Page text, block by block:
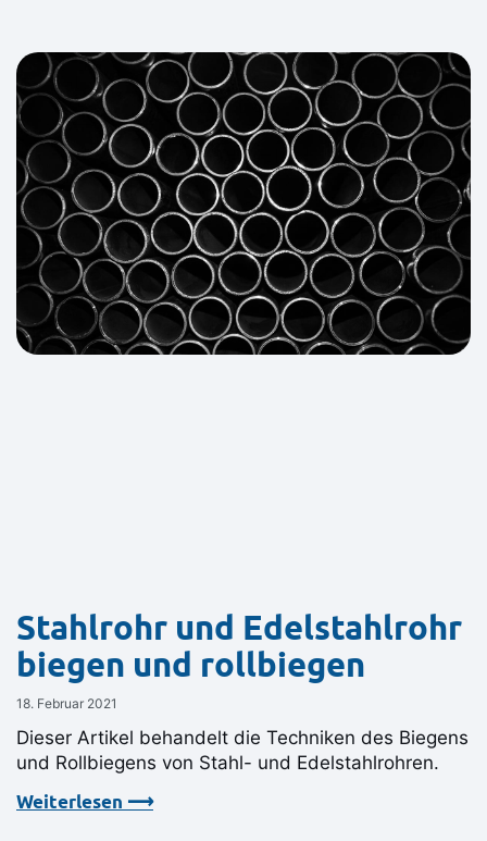
Stahlrohr und Edelstahlrohr
biegen und rollbiegen
18. Februar 2021
Dieser Artikel behandelt die Techniken des Biegens
und Rollbiegens von Stahl- und Edelstahlrohren.
Weiterlesen ⟶